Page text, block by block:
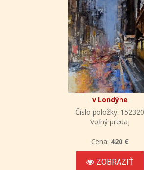
v Londýne
Číslo položky: 152320
Voľný predaj
Cena: 420 €
ZOBRAZIŤ